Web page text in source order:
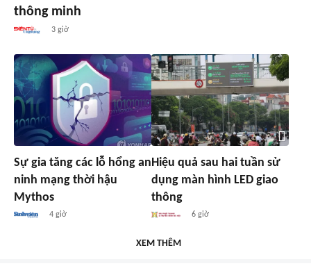
thông minh
3 giờ
Sự gia tăng các lỗ hổng an
ninh mạng thời hậu
Mythos
4 giờ
Hiệu quả sau hai tuần sử
dụng màn hình LED giao
thông
6 giờ
XEM THÊM